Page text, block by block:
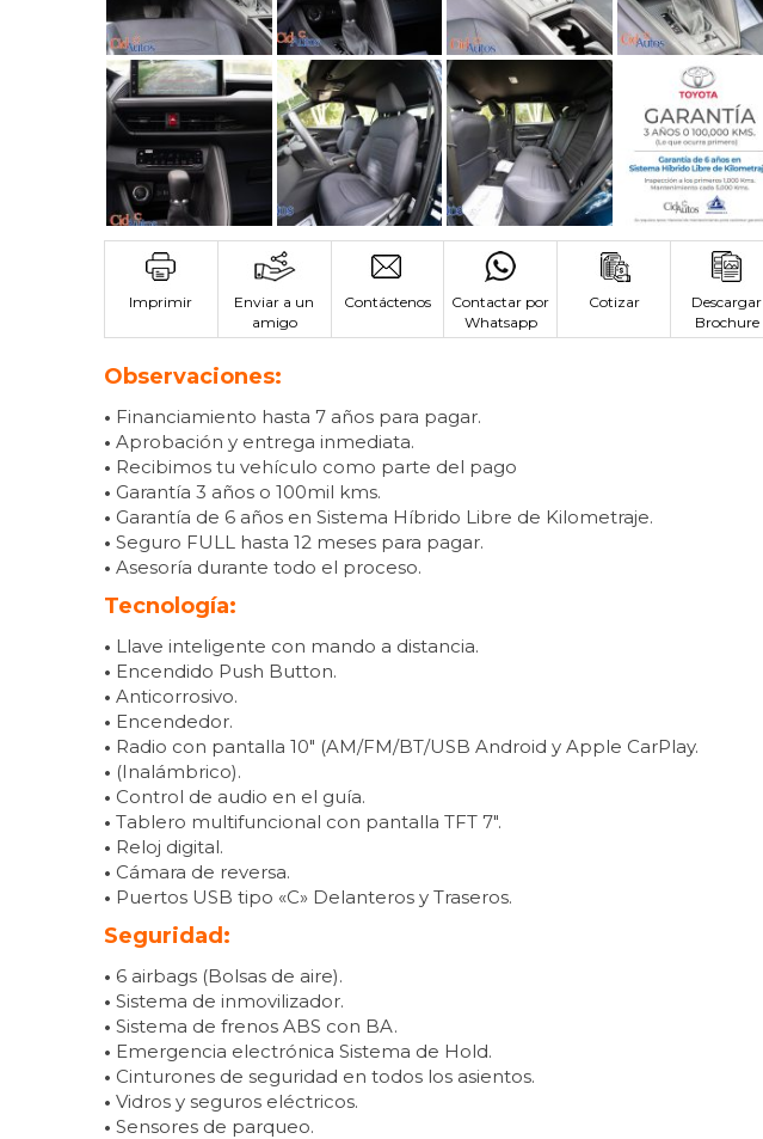
Imprimir
Enviar a un
amigo
Contáctenos
Contactar por
Whatsapp
Cotizar
Descargar
Brochure
Observaciones:
• Financiamiento hasta 7 años para pagar.
• Aprobación y entrega inmediata.
• Recibimos tu vehículo como parte del pago
• Garantía 3 años o 100mil kms.
• Garantía de 6 años en Sistema Híbrido Libre de Kilometraje.
• Seguro FULL hasta 12 meses para pagar.
• Asesoría durante todo el proceso.
Tecnología:
• Llave inteligente con mando a distancia.
• Encendido Push Button.
• Anticorrosivo.
• Encendedor.
• Radio con pantalla 10″ (AM/FM/BT/USB Android y Apple CarPlay.
• (Inalámbrico).
• Control de audio en el guía.
• Tablero multifuncional con pantalla TFT 7″.
• Reloj digital.
• Cámara de reversa.
• Puertos USB tipo «C» Delanteros y Traseros.
Seguridad:
• 6 airbags (Bolsas de aire).
• Sistema de inmovilizador.
• Sistema de frenos ABS con BA.
• Emergencia electrónica Sistema de Hold.
• Cinturones de seguridad en todos los asientos.
• Vidros y seguros eléctricos.
• Sensores de parqueo.